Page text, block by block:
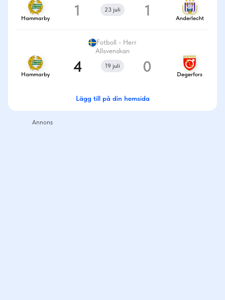
Hammarby 1 23 juli 1 Anderlecht
Fotboll - Herr
Allsvenskan
Hammarby 4 19 juli 0 Degerfors
Lägg till på din hemsida